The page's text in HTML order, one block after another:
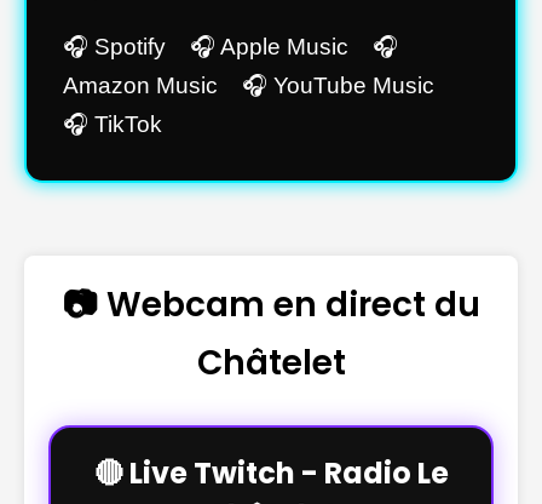
🎧 Spotify 🎧 Apple Music 🎧
Amazon Music 🎧 YouTube Music
🎧 TikTok
📷 Webcam en direct du
Châtelet
🔴 Live Twitch - Radio Le